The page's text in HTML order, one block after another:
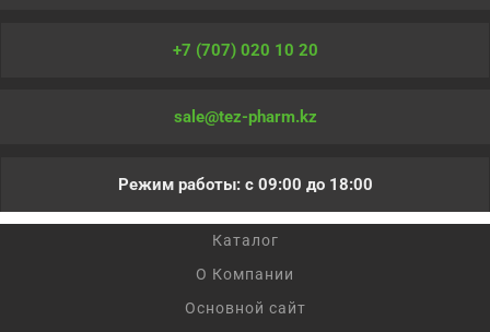
+7 (707) 020 10 20
sale@tez-pharm.kz
Режим работы: с 09:00 до 18:00
Каталог
О Компании
Основной сайт